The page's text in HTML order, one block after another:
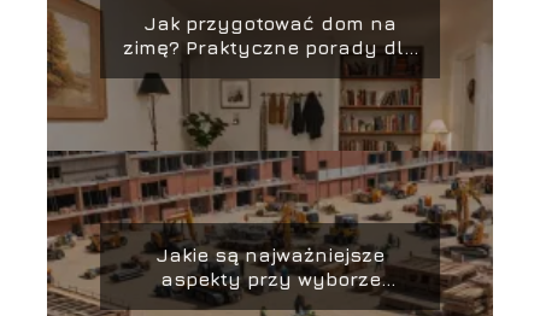
Jak przygotować dom na
zimę? Praktyczne porady dla
Jakie są najważniejsze
aspekty przy wyborze
materiałów budowlanych?